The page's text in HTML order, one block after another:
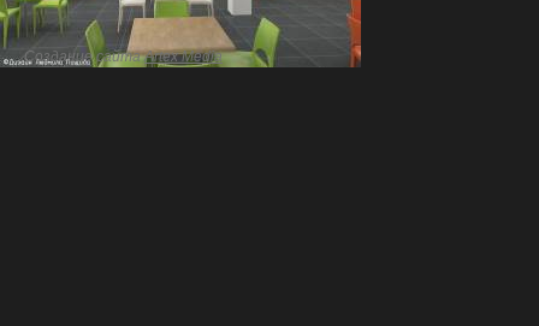
Создание сайтаArtex Media